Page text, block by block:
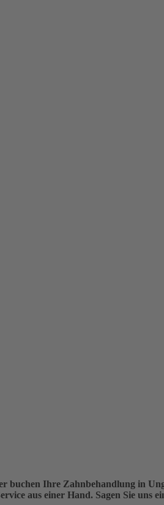
buchen Ihre Zahnbehandlung in
aus einer Hand. Sagen Sie uns